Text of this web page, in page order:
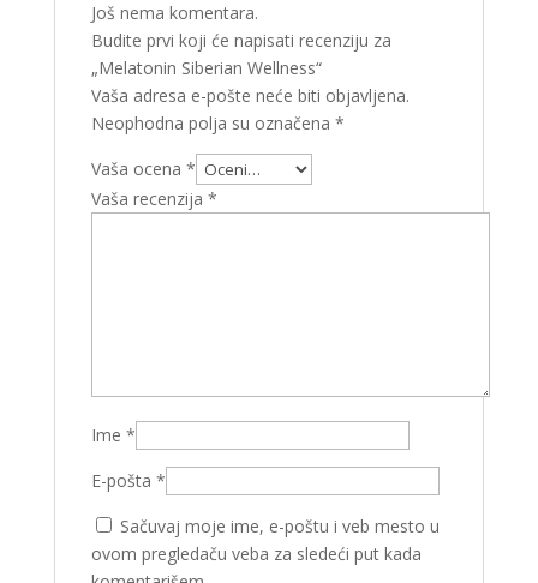
Još nema komentara.
Budite prvi koji će napisati recenziju za
„Melatonin Siberian Wellness“
Vaša adresa e-pošte neće biti objavljena.
Neophodna polja su označena *
Vaša ocena *
Vaša recenzija *
Ime *
E-pošta *
Sačuvaj moje ime, e-poštu i veb mesto u
ovom pregledaču veba za sledeći put kada